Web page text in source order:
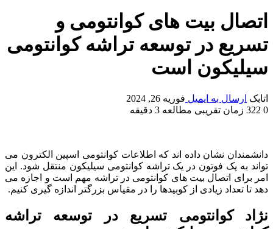
اتصال بیت های کوانتومی و
تسریع در توسعه تراشه کوانتومی
سیلیکون است
اتابک ارسال به ایمیل فوریه 26, 2024
0
زمان تقریبی مطالعه 3 دقیقه
دانشمندان نشان داده اند که اطلاعات کوانتومی اسپین الکترون می
تواند به یک فوتون در یک تراشه کوانتومی سیلیکون منتقل شود. این
امر برای اتصال بیت های کوانتومی در تراشه مهم است و اجازه می
دهد تا تعداد زیادی از کوبیدها را در مقیاس بزرگتر اندازه گیری کنیم.
نژاد کوانتومی تسریع در توسعه تراشه